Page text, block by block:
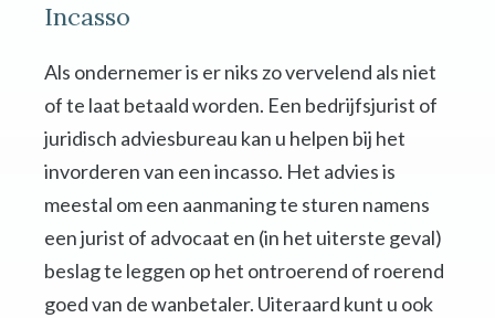
Incasso
Als ondernemer is er niks zo vervelend als niet
of te laat betaald worden. Een bedrijfsjurist of
juridisch adviesbureau kan u helpen bij het
invorderen van een incasso. Het advies is
meestal om een aanmaning te sturen namens
een jurist of advocaat en (in het uiterste geval)
beslag te leggen op het ontroerend of roerend
goed van de wanbetaler. Uiteraard kunt u ook